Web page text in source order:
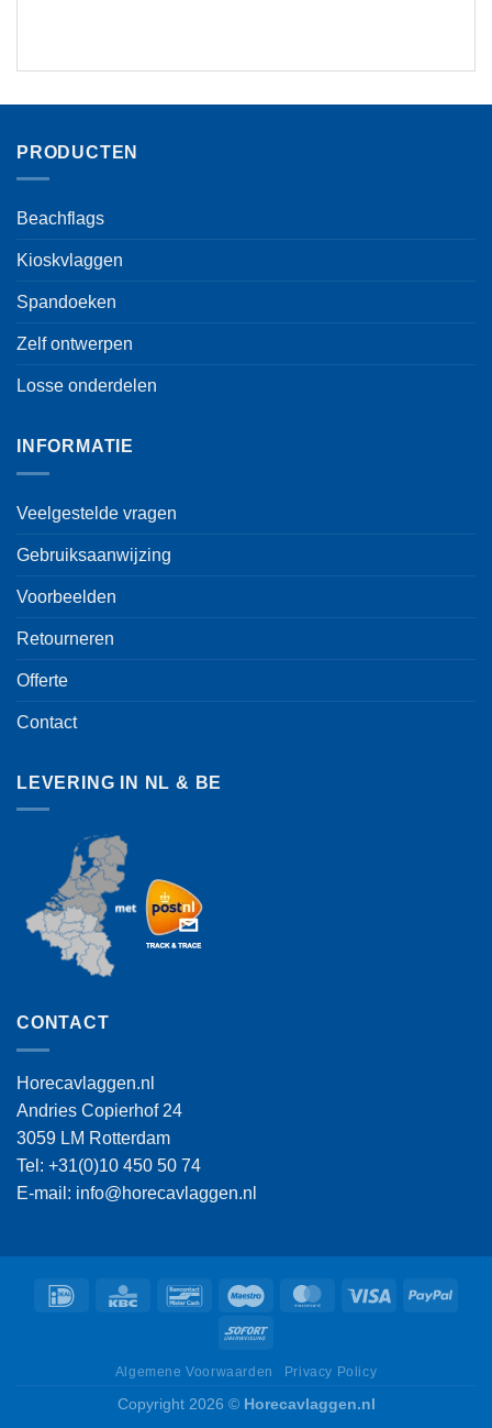
PRODUCTEN
Beachflags
Kioskvlaggen
Spandoeken
Zelf ontwerpen
Losse onderdelen
INFORMATIE
Veelgestelde vragen
Gebruiksaanwijzing
Voorbeelden
Retourneren
Offerte
Contact
LEVERING IN NL & BE
CONTACT
Horecavlaggen.nl
Andries Copierhof 24
3059 LM Rotterdam
Tel: +31(0)10 450 50 74
E-mail: info@horecavlaggen.nl
IDeal KBC BancontactMaestro MasterCardVisa
Sofort
Algemene Voorwaarden Privacy Policy
Copyright 2026 © Horecavlaggen.nl